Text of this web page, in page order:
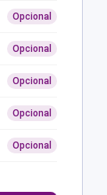
Opcional
Opcional
Opcional
Opcional
Opcional